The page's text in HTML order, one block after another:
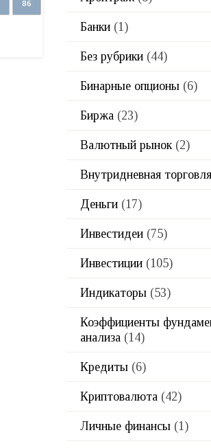
86
Банки (1)
Без рубрики (44)
Бинарные опционы (6)
Биржа (23)
Валютный рынок(2)
Внутридневная торговля
Деньги (17)
Инвестидеи (75)
Инвестиции (105)
Индикаторы (53)
Коэффициенты
анализа (14)
Кредиты (6)
Криптовалюта (42)
Личные финансы (1)